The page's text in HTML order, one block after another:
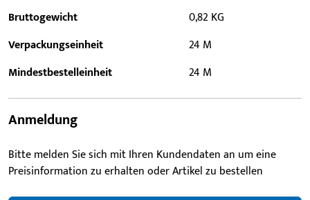
Bruttogewicht
0,82 KG
Verpackungseinheit
24 M
Mindestbestelleinheit
24 M
Anmeldung
Bitte melden Sie sich mit Ihren Kundendaten an um eine
Preisinformation zu erhalten oder Artikel zu bestellen